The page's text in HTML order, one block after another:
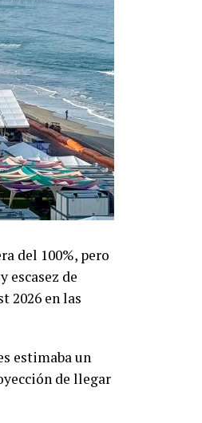
del 100%, pero
escasez de
2026 en las
estimaba un
de llegar